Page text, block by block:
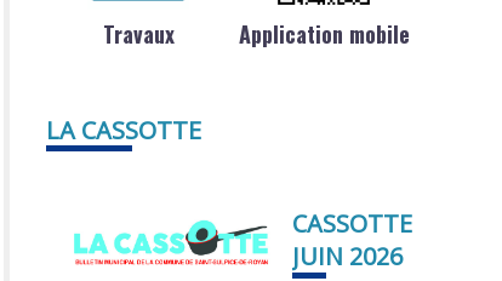
Travaux Application mobile
LA CASSOTTE
CASSOTTE
JUIN 2026